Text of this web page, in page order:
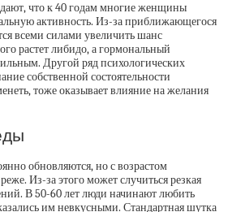
что к 40 годам многие женщины
активность. Из-за приближающегося
всеми силами увеличить шанс
растет либидо, а гормональный
Другой ряд психологических
собственной состоятельности
тоже оказывает влияние на желания
обновляются, но с возрастом
Из-за этого может случиться резкая
В 50-60 лет люди начинают любить
им невкусными. Стандартная шутка